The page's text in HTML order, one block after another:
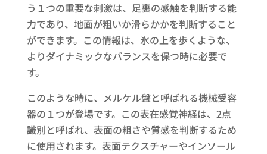
う１つの重要な刺激は、足裏の感触を判断する能
力であり、地面が粗いか滑らかかを判断すること
ができます。この情報は、氷の上を歩くような、
よりダイナミックなバランスを保つ時に必要で
す。
このような時に、メルケル盤と呼ばれる機械受容
器の１つが登場です。この表在感覚神経は、2点
識別と呼ばれ、表面の粗さや質感を判断するため
に使用されます。表面テクスチャーやインソール